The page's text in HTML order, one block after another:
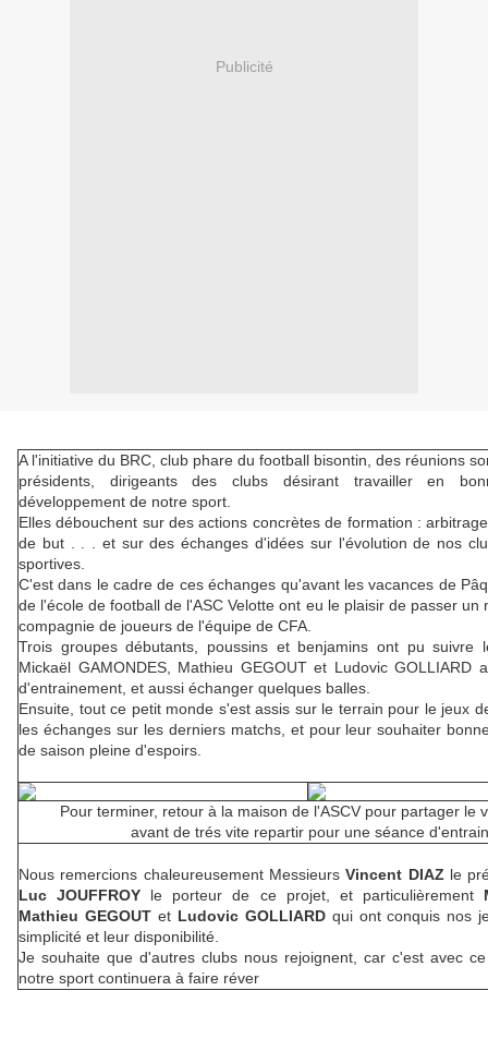
Publicité
A l'initiative du BRC, club phare du football bisontin, des réunions
présidents, dirigeants des clubs désirant travailler en
développement de notre sport.
Elles débouchent sur des actions concrètes de formation :
de but . . . et sur des échanges d'idées sur l'évolution de nos
sportives.
C'est dans le cadre de ces échanges qu'avant les vacances de
de l'école de football de l'ASC Velotte ont eu le plaisir de passer un
compagnie de joueurs de l'équipe de CFA.
Trois groupes débutants, poussins et benjamins ont pu suivre
Mickaël GAMONDES, Mathieu GEGOUT et Ludovic GOLLIARD
d'entrainement, et aussi échanger quelques
Ensuite, tout ce petit monde s'est assis sur le terrain pour le jeux
les échanges sur les derniers matchs, et pour leur souhaiter
de saison pleine d'espoirs.
Pour terminer, retour à la maison de l'ASCV pour partager le
avant de trés vite repartir pour une séance
Nous remercions chaleureusement MessieursVincent DIAZ le
Luc JOUFFROY le porteur de ce projet, et particulièrement
Mathieu GEGOUTet Ludovic GOLLIARDqui ont conquis nos
simplicité et leur disponibilité.
Je souhaite que d'autres clubs nous rejoignent, car c'est avec
notre sport continuera à faire réver